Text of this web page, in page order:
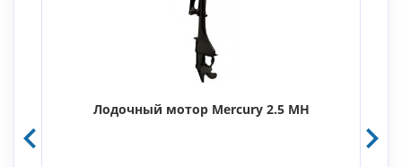
Лодочный мотор Mercury 2.5 MH